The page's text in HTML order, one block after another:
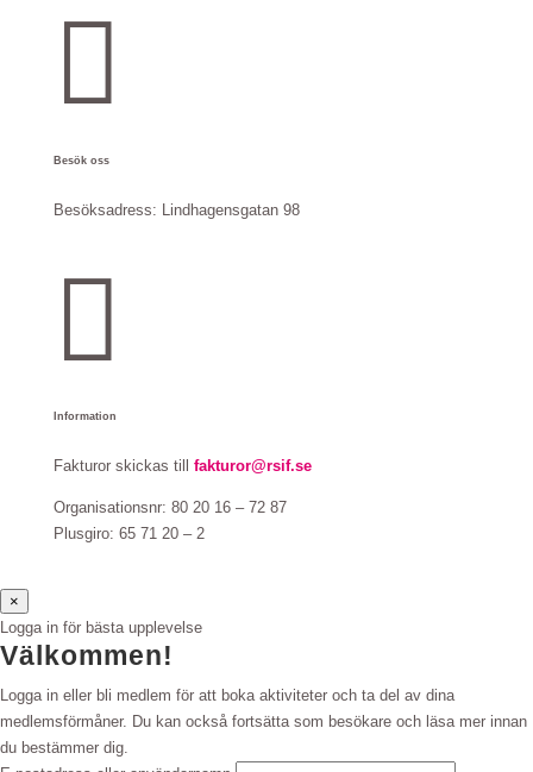

Besök oss
Besöksadress: Lindhagensgatan 98

Information
Fakturor skickas till fakturor@rsif.se
Organisationsnr: 80 20 16 – 72 87
Plusgiro: 65 71 20 – 2
×
Logga in för bästa upplevelse
Välkommen!
Logga in eller bli medlem för att boka aktiviteter och ta del av dina
medlemsförmåner. Du kan också fortsätta som besökare och läsa mer innan
du bestämmer dig.